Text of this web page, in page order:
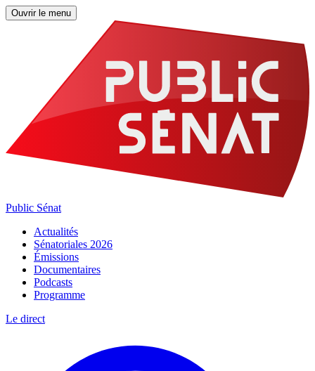
Ouvrir le menu
Public Sénat
Actualités
Sénatoriales 2026
Émissions
Documentaires
Podcasts
Programme
Le direct